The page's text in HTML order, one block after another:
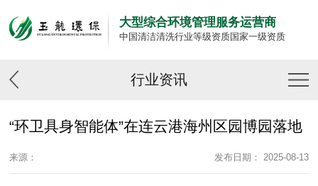
大型综合环境管理服务运营商
中国清洁清洗行业等级资质国家一级资质
行业资讯
“环卫具身智能体”在连云港海州区园博园落地
来源： 发布日期： 2025-08-13